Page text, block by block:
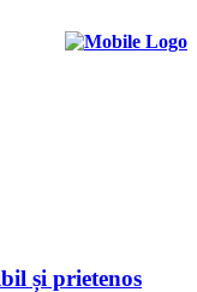
și prietenos